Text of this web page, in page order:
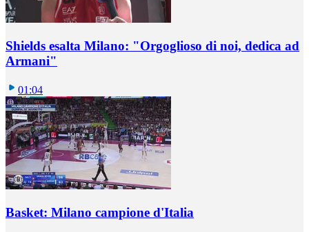
Shields esalta Milano: "Orgoglioso di noi, dedica ad
Armani"
01:04
Basket: Milano campione d'Italia